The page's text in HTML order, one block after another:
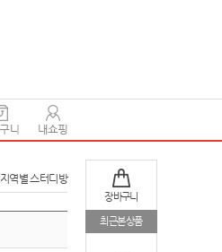
장바구니
최근본상품
지역별 스터디방